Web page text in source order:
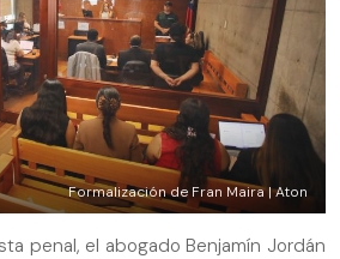
Formalización de Fran Maira | Aton
penal, el abogado Benjamín Jordán